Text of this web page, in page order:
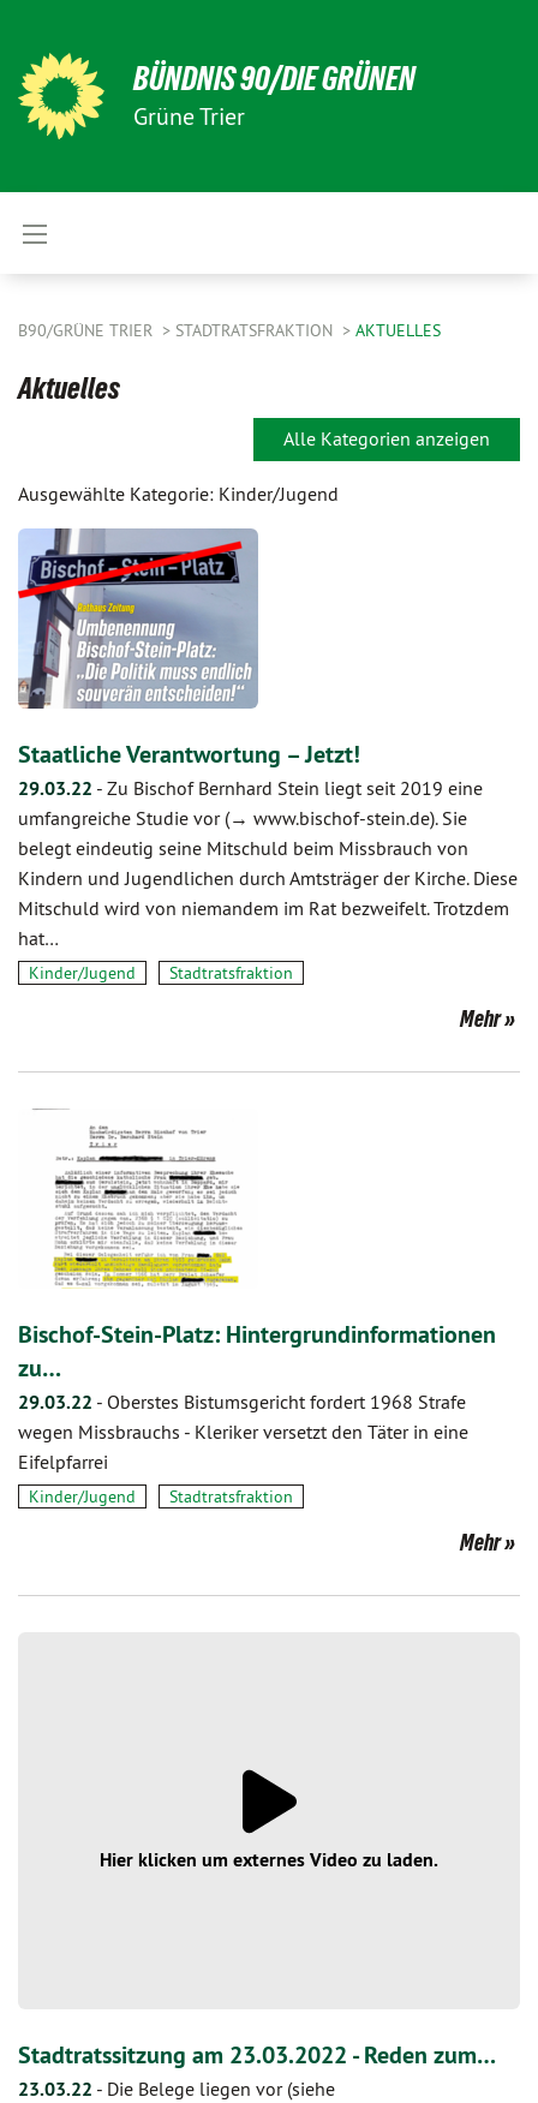
BÜNDNIS 90/DIE GRÜNEN
Grüne Trier
B90/GRÜNE TRIER STADTRATSFRAKTION AKTUELLES
Aktuelles
Alle Kategorien anzeigen
Ausgewählte Kategorie: Kinder/Jugend
Staatliche Verantwortung – Jetzt!
29.03.22 - Zu Bischof Bernhard Stein liegt seit 2019 eine
umfangreiche Studie vor (→ www.bischof-stein.de). Sie
belegt eindeutig seine Mitschuld beim Missbrauch von
Kindern und Jugendlichen durch Amtsträger der Kirche. Diese
Mitschuld wird von niemandem im Rat bezweifelt. Trotzdem
hat…
Kinder/Jugend Stadtratsfraktion
Mehr
Bischof-Stein-Platz: Hintergrundinformationen
zu…
29.03.22 - Oberstes Bistumsgericht fordert 1968 Strafe
wegen Missbrauchs - Kleriker versetzt den Täter in eine
Eifelpfarrei
Kinder/Jugend Stadtratsfraktion
Mehr
Stadtratssitzung am 23.03.2022 - Reden zum…
23.03.22 - Die Belege liegen vor (siehe
Hier klicken um externes Video zu laden.